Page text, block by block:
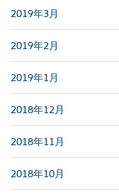
2019年3月
2019年2月
2019年1月
2018年12月
2018年11月
2018年10月